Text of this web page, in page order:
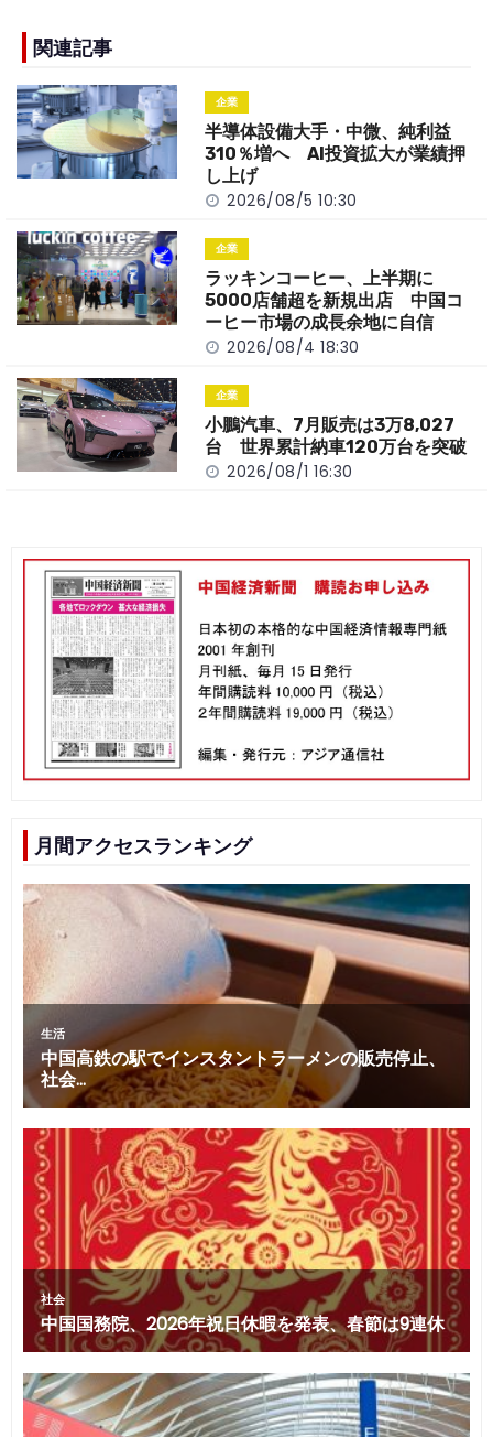
e
b
o
o
k
n
k
関連記事
企業
半導体設備大手・中微、純利益
310％増へ AI投資拡大が業績押
し上げ
2026/08/5 10:30
企業
ラッキンコーヒー、上半期に
5000店舗超を新規出店 中国コ
ーヒー市場の成長余地に自信
2026/08/4 18:30
企業
小鵬汽車、7月販売は3万8,027
台 世界累計納車120万台を突破
2026/08/1 16:30
月間アクセスランキング